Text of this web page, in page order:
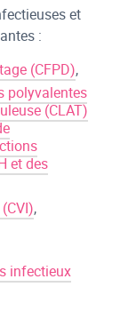
et
:
(CFPD),
polyvalentes
(CLAT)
et des
,
infectieux